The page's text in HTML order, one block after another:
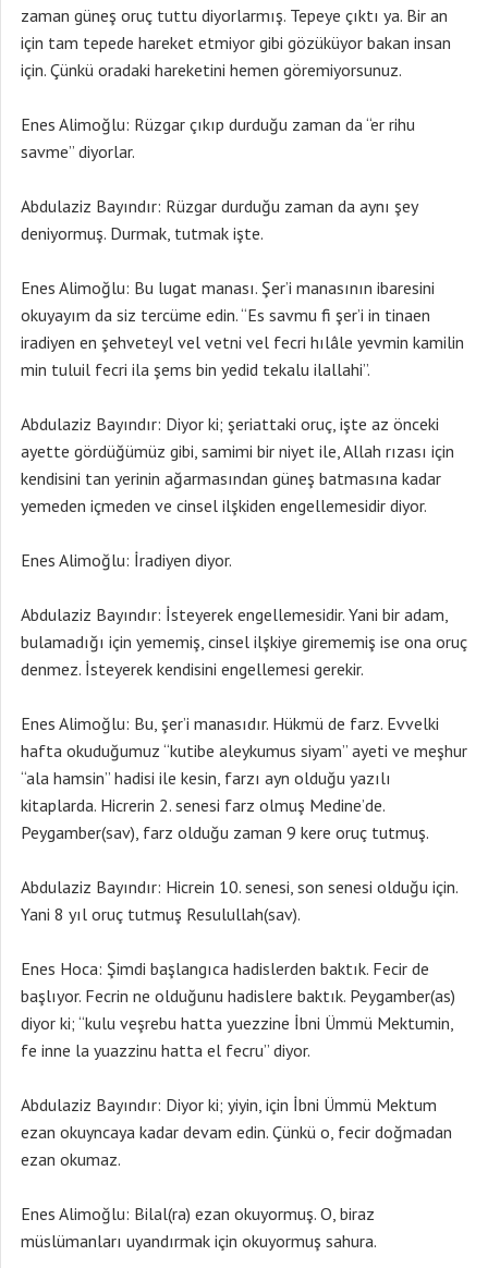
zaman güneş oruç tuttu diyorlarmış. Tepeye çıktı ya. Bir an
için tam tepede hareket etmiyor gibi gözüküyor bakan insan
için. Çünkü oradaki hareketini hemen göremiyorsunuz.
Enes Alimoğlu: Rüzgar çıkıp durduğu zaman da “er rihu
savme” diyorlar.
Abdulaziz Bayındır: Rüzgar durduğu zaman da aynı şey
deniyormuş. Durmak, tutmak işte.
Enes Alimoğlu: Bu lugat manası. Şer’i manasının ibaresini
okuyayım da siz tercüme edin. “Es savmu fi şer’i in tinaen
iradiyen en şehveteyl vel vetni vel fecri hılâle yevmin kamilin
min tuluil fecri ila şems bin yedid tekalu ilallahi”.
Abdulaziz Bayındır: Diyor ki; şeriattaki oruç, işte az önceki
ayette gördüğümüz gibi, samimi bir niyet ile, Allah rızası için
kendisini tan yerinin ağarmasından güneş batmasına kadar
yemeden içmeden ve cinsel ilşkiden engellemesidir diyor.
Enes Alimoğlu: İradiyen diyor.
Abdulaziz Bayındır: İsteyerek engellemesidir. Yani bir adam,
bulamadığı için yememiş, cinsel ilşkiye girememiş ise ona oruç
denmez. İsteyerek kendisini engellemesi gerekir.
Enes Alimoğlu: Bu, şer’i manasıdır. Hükmü de farz. Evvelki
hafta okuduğumuz “kutibe aleykumus siyam” ayeti ve meşhur
“ala hamsin” hadisi ile kesin, farzı ayn olduğu yazılı
kitaplarda. Hicrerin 2. senesi farz olmuş Medine’de.
Peygamber(sav), farz olduğu zaman 9 kere oruç tutmuş.
Abdulaziz Bayındır: Hicrein 10. senesi, son senesi olduğu için.
Yani 8 yıl oruç tutmuş Resulullah(sav).
Enes Hoca: Şimdi başlangıca hadislerden baktık. Fecir de
başlıyor. Fecrin ne olduğunu hadislere baktık. Peygamber(as)
diyor ki; “kulu veşrebu hatta yuezzine İbni Ümmü Mektumin,
fe inne la yuazzinu hatta el fecru” diyor.
Abdulaziz Bayındır: Diyor ki; yiyin, için İbni Ümmü Mektum
ezan okuyncaya kadar devam edin. Çünkü o, fecir doğmadan
ezan okumaz.
Enes Alimoğlu: Bilal(ra) ezan okuyormuş. O, biraz
müslümanları uyandırmak için okuyormuş sahura.